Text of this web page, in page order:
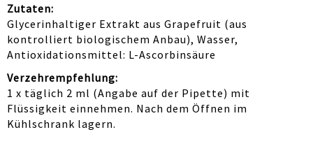
Zutaten:
Glycerinhaltiger Extrakt aus Grapefruit (aus
kontrolliert biologischem Anbau), Wasser,
Antioxidationsmittel: L-Ascorbinsäure
Verzehrempfehlung:
1 x täglich 2 ml (Angabe auf der Pipette) mit
Flüssigkeit einnehmen. Nach dem Öffnen im
Kühlschrank lagern.